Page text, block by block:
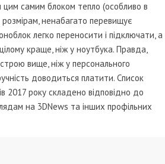
цим самим блоком тепло (особливо в
розмірам, ненабагато перевищує
легко переносити і підключати, а
цілому краще, ніж у ноутбука. Правда,
вище, ніж у персонального
доводиться платити. Список
2017 року складено відповідно до
на 3DNews та інших профільних